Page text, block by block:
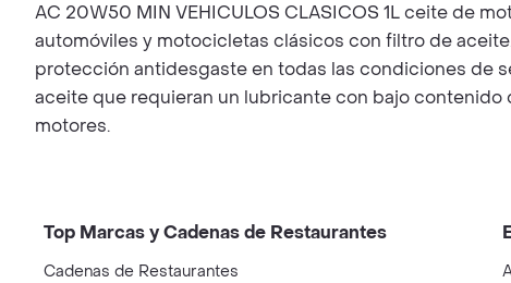
AC 20W50 MIN VEHICULOS CLASICOS 1L ceite de
automóviles y motocicletas clásicos con filtro de
protección antidesgaste en todas las condiciones de
aceite que requieran un lubricante con bajo
motores.
Top Marcas y Cadenas de Restaurantes
Cadenas de Restaurantes